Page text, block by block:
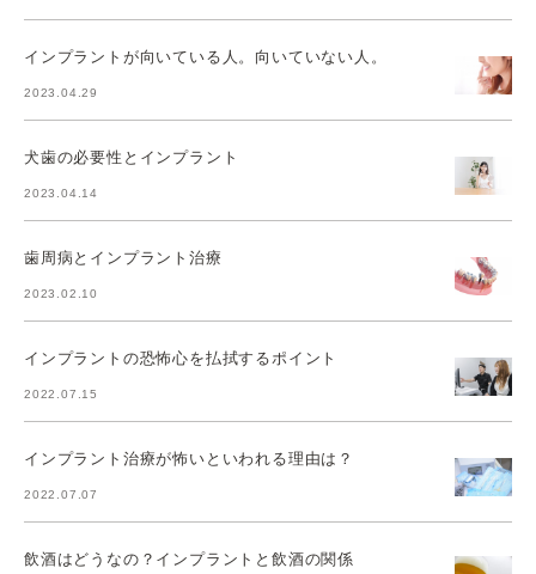
インプラントが向いている人。向いていない人。
2023.04.29
犬歯の必要性とインプラント
2023.04.14
歯周病とインプラント治療
2023.02.10
インプラントの恐怖心を払拭するポイント
2022.07.15
インプラント治療が怖いといわれる理由は？
2022.07.07
飲酒はどうなの？インプラントと飲酒の関係